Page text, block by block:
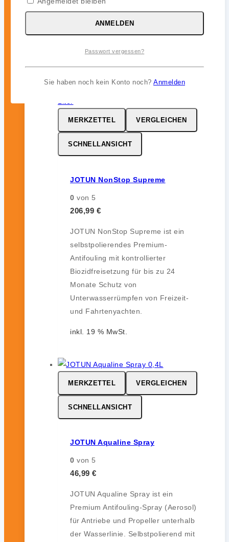
zuverlässigen Bewuchsschutz (bis zu
12 Monate) im Unterwasserbereich.
inkl. 19 % MwSt.
MERKZETTEL VERGLEICHEN
SCHNELLANSICHT
JOTUN NonStop Supreme
0 von 5
206,99 €
JOTUN NonStop Supreme ist ein
selbstpolierendes Premium-
Antifouling mit kontrollierter
Biozidfreisetzung für bis zu 24
Monate Schutz von
Unterwasserrümpfen von Freizeit-
und Fahrtenyachten.
inkl. 19 % MwSt.
MERKZETTEL VERGLEICHEN
SCHNELLANSICHT
JOTUN Aqualine Spray
0 von 5
46,99 €
JOTUN Aqualine Spray ist ein
Premium Antifouling-Spray (Aerosol)
für Antriebe und Propeller unterhalb
der Wasserlinie. Selbstpolierend mit
ANMELDEN
Passwort vergessen?
Sie haben noch kein Konto noch? Anmelden